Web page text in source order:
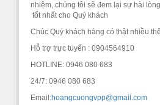
nhiệm, chúng tôi sẽ đem lại sự hài
tốt nhất cho Quý khách
Chúc Quý khách hàng có thật nhiều
Hỗ trợ trực tuyến : 0904564910
HOTLINE: 0946 080 683
24/7: 0946 080 683
Email:hoangcuongvpp@gmail.com